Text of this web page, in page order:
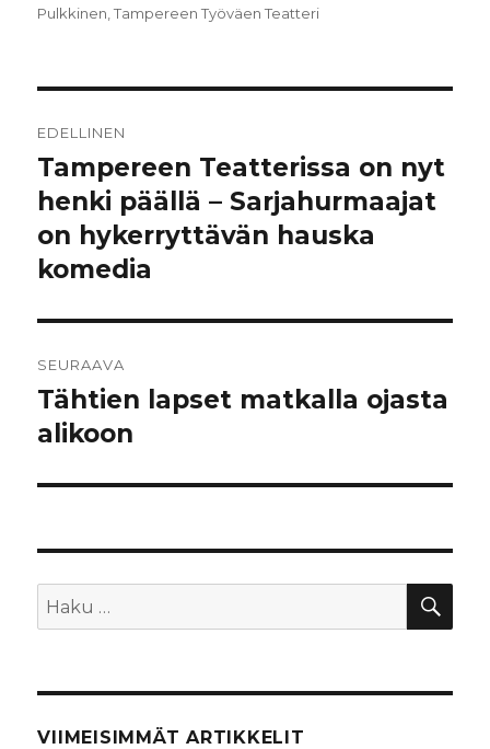
Pulkkinen ,Tampereen Työväen Teatteri
selaus
EDELLINEN
Edellinen
artikkeli:
Tampereen Teatterissa on nyt
henki päällä – Sarjahurmaajat
on hykerryttävän hauska
komedia
SEURAAVA
Seuraava
artikkeli:
Tähtien lapset matkalla ojasta
alikoon
Etsi:
VIIMEISIMMÄT ARTIKKELIT